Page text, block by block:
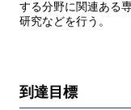
する分野に関連ある
研究などを行う。
到達目標